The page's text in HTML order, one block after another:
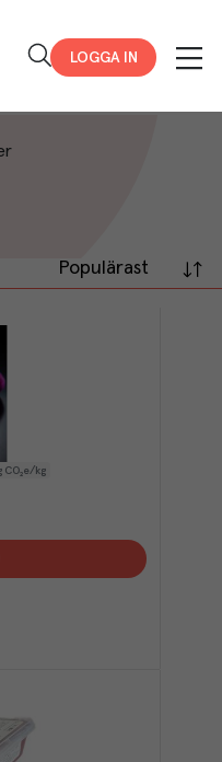
LOGGA IN
Populärast
CO₂e/kg